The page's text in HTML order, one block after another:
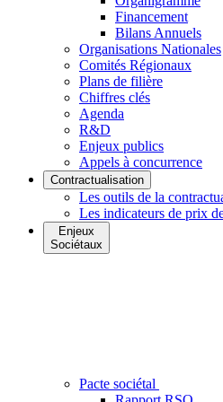
Financement
Bilans Annuels
Organisations Nationales
Comités Régionaux
Plans de filière
Chiffres clés
Agenda
R&D
Enjeux publics
Appels à concurrence
Contractualisation
Les outils de la
Les indicateurs de prix
Enjeux
Sociétaux
Pacte sociétal